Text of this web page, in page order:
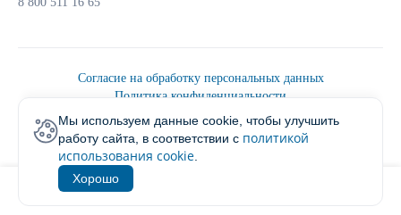
1
Согласие на обработку персональных данных
Политика конфиденциальности
Политика обработки персональных данных
Пользовательским соглашением
2026 © Ювелирторг
Мы используем данные cookie, чтобы улучшить
работу сайта, в соответствии с политикой
использования cookie
Хорошо